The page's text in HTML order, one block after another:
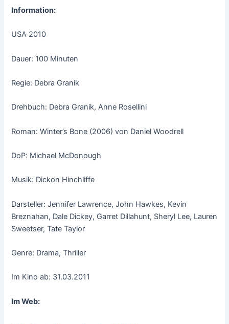
Information:
USA 2010
Dauer: 100 Minuten
Regie: Debra Granik
Drehbuch: Debra Granik, Anne Rosellini
Roman: Winter’s Bone (2006) von Daniel Woodrell
DoP: Michael McDonough
Musik: Dickon Hinchliffe
Darsteller: Jennifer Lawrence, John Hawkes, Kevin
Breznahan, Dale Dickey, Garret Dillahunt, Sheryl Lee, Lauren
Sweetser, Tate Taylor
Genre: Drama, Thriller
Im Kino ab: 31.03.2011
Im Web: